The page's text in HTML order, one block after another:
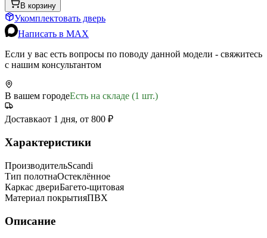
В корзину
Укомплектовать дверь
Написать в MAX
Если у вас есть вопросы по поводу данной модели - свяжитесь
с нашим консультантом
В вашем городеЕсть на складе (1 шт.)
Доставкаот 1 дня, от 800 ₽
Характеристики
ПроизводительScandi
Тип полотнаОстеклённое
Каркас двериБагето-щитовая
Материал покрытияПВХ
Описание